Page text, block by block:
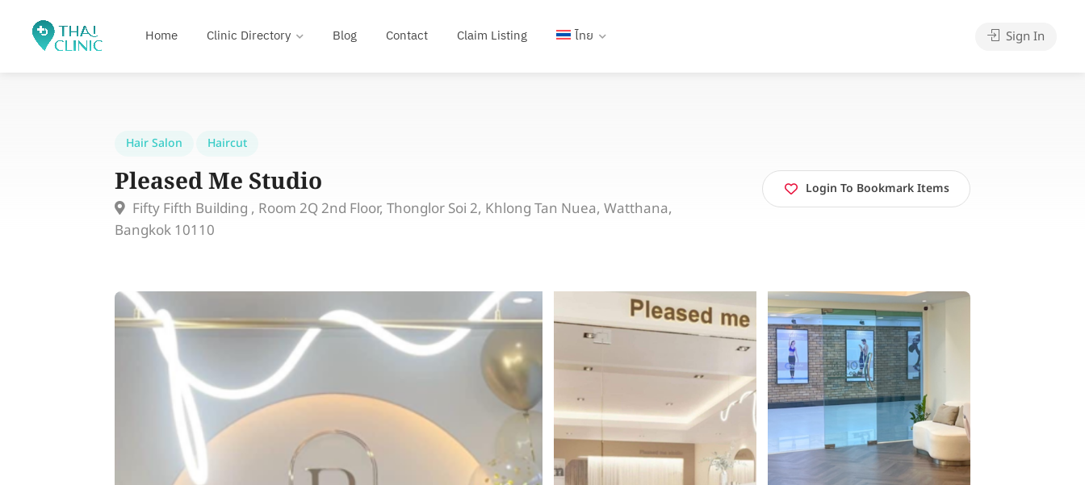
Home Clinic Directory Blog Contact Claim Listing ไทย Sign In
Hair Salon Haircut
Pleased Me Studio
Fifty Fifth Building , Room 2Q 2nd Floor, Thonglor Soi 2, Khlong Tan Nuea, Watthana,
Bangkok 10110
Login To Bookmark Items